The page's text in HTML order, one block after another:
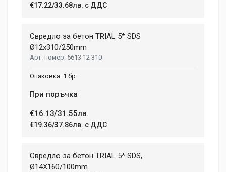
€17.22/33.68лв. с ДДС
Свредло за бетон TRIAL 5* SDS
Ø12x310/250mm
5613 12 310
1 бр.
При поръчка
€16.13/31.55лв.
€19.36/37.86лв. с ДДС
Свредло за бетон TRIAL 5* SDS,
Ø14X160/100mm